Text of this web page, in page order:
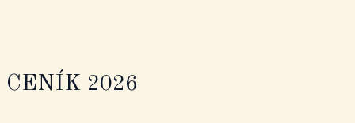
CENÍK 2026